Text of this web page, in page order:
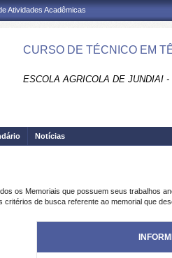
Atividades Acadêmicas
CURSO DE TÉCNICO EM
ESCOLA AGRICOLA DE JUNDIAI
Notícias
os Memoriais que possuem seus trabalhos
critérios de busca referente ao memorial que